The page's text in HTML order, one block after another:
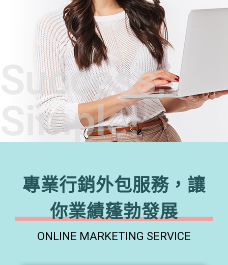
Success,
Simple!
專業行銷外包服務，讓
你業績蓬勃發展
ONLINE MARKETING SERVICE